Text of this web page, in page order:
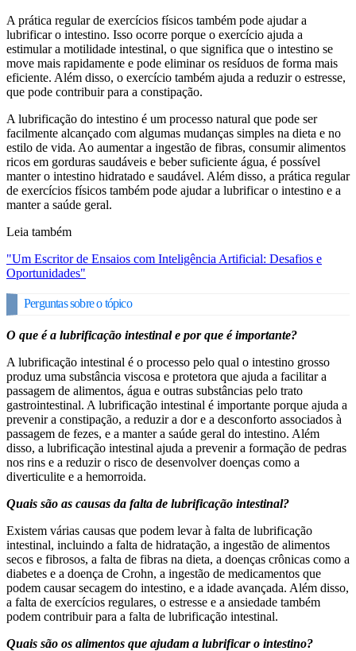
A prática regular de exercícios físicos também pode ajudar a
lubrificar o intestino. Isso ocorre porque o exercício ajuda a
estimular a motilidade intestinal, o que significa que o intestino se
move mais rapidamente e pode eliminar os resíduos de forma mais
eficiente. Além disso, o exercício também ajuda a reduzir o estresse,
que pode contribuir para a constipação.
A lubrificação do intestino é um processo natural que pode ser
facilmente alcançado com algumas mudanças simples na dieta e no
estilo de vida. Ao aumentar a ingestão de fibras, consumir alimentos
ricos em gorduras saudáveis e beber suficiente água, é possível
manter o intestino hidratado e saudável. Além disso, a prática regular
de exercícios físicos também pode ajudar a lubrificar o intestino e a
manter a saúde geral.
Leia também
"Um Escritor de Ensaios com Inteligência Artificial: Desafios e
Oportunidades"
Perguntas sobre o tópico
O que é a lubrificação intestinal e por que é importante?
A lubrificação intestinal é o processo pelo qual o intestino grosso
produz uma substância viscosa e protetora que ajuda a facilitar a
passagem de alimentos, água e outras substâncias pelo trato
gastrointestinal. A lubrificação intestinal é importante porque ajuda a
prevenir a constipação, a reduzir a dor e a desconforto associados à
passagem de fezes, e a manter a saúde geral do intestino. Além
disso, a lubrificação intestinal ajuda a prevenir a formação de pedras
nos rins e a reduzir o risco de desenvolver doenças como a
diverticulite e a hemorroida.
Quais são as causas da falta de lubrificação intestinal?
Existem várias causas que podem levar à falta de lubrificação
intestinal, incluindo a falta de hidratação, a ingestão de alimentos
secos e fibrosos, a falta de fibras na dieta, a doenças crônicas como a
diabetes e a doença de Crohn, a ingestão de medicamentos que
podem causar secagem do intestino, e a idade avançada. Além disso,
a falta de exercícios regulares, o estresse e a ansiedade também
podem contribuir para a falta de lubrificação intestinal.
Quais são os alimentos que ajudam a lubrificar o intestino?